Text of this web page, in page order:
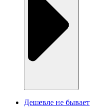
Дешевле не бывает